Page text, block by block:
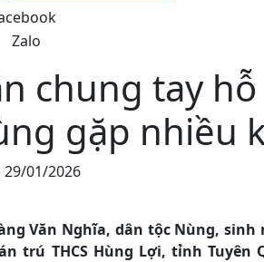
Zalo
chung tay
gặp nhiều
29/01/2026
Văn Nghĩa, dân tộc Nùng,
trú THCS Hùng Lợi, tỉnh